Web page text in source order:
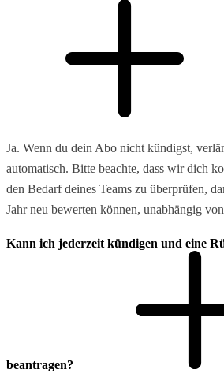
Ja. Wenn du dein Abo nicht kündigst,
automatisch. Bitte beachte, dass wir dich
den Bedarf deines Teams zu überprüfen,
Jahr neu bewerten können, unabhängig
Kann ich jederzeit kündigen und eine
beantragen?